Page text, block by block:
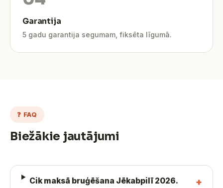
Garantija
5 gadu garantija segumam, fiksēta līgumā.
❓ FAQ
Biežākie jautājumi
Cik maksā bruģēšana Jēkabpilī 2026.